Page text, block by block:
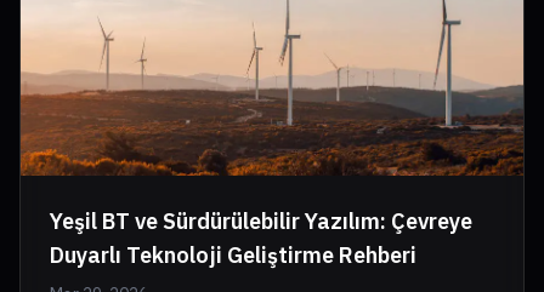
Yeşil BT ve Sürdürülebilir Yazılım: Çevreye
Duyarlı Teknoloji Geliştirme Rehberi